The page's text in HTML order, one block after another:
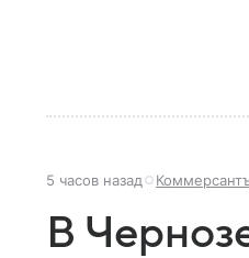
5 часов назад
В